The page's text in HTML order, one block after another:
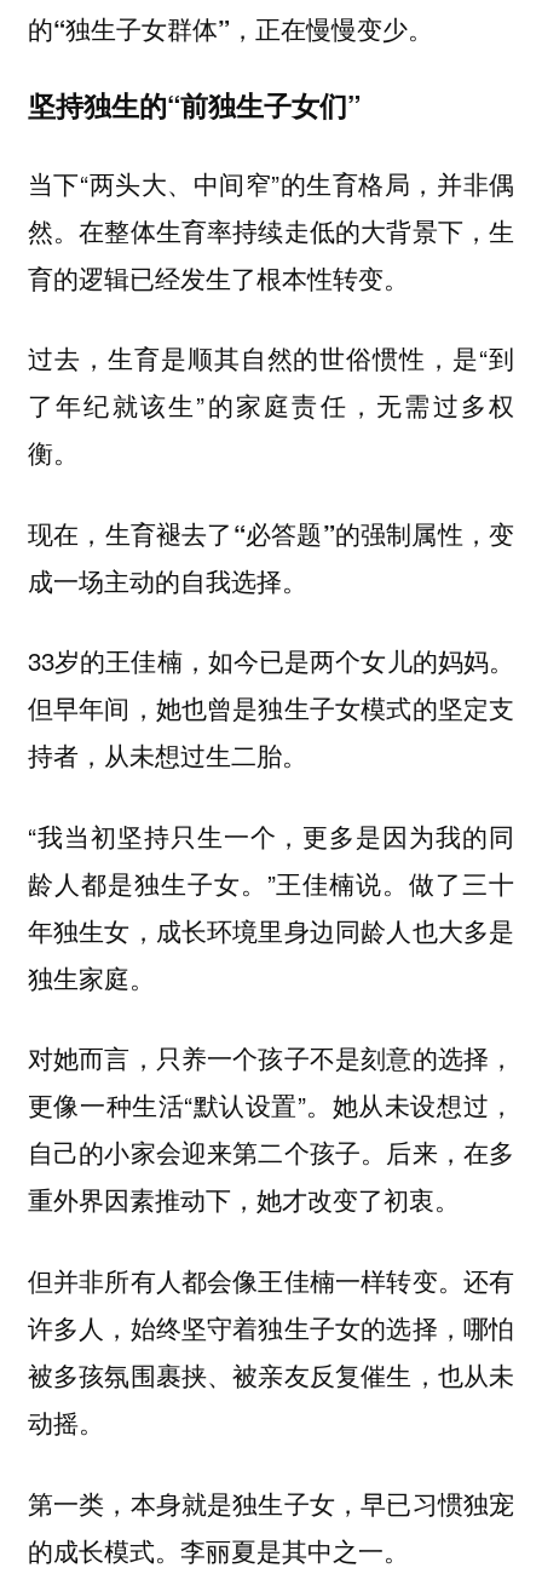
的“独生子女群体”，正在慢慢变少。
坚持独生的“前独生子女们”
当下“两头大、中间窄”的生育格局，并非偶
然。在整体生育率持续走低的大背景下，生
育的逻辑已经发生了根本性转变。
过去，生育是顺其自然的世俗惯性，是“到
了年纪就该生”的家庭责任，无需过多权
衡。
现在，生育褪去了“必答题”的强制属性，变
成一场主动的自我选择。
33岁的王佳楠，如今已是两个女儿的妈妈。
但早年间，她也曾是独生子女模式的坚定支
持者，从未想过生二胎。
“我当初坚持只生一个，更多是因为我的同
龄人都是独生子女。”王佳楠说。做了三十
年独生女，成长环境里身边同龄人也大多是
独生家庭。
对她而言，只养一个孩子不是刻意的选择，
更像一种生活“默认设置”。她从未设想过，
自己的小家会迎来第二个孩子。后来，在多
重外界因素推动下，她才改变了初衷。
但并非所有人都会像王佳楠一样转变。还有
许多人，始终坚守着独生子女的选择，哪怕
被多孩氛围裹挟、被亲友反复催生，也从未
动摇。
第一类，本身就是独生子女，早已习惯独宠
的成长模式。 李丽夏是其中之一。